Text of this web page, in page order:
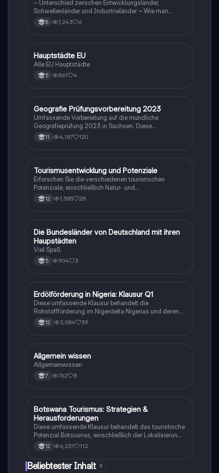
~ Unterschied zwischen Entwicklungsländer,
Schwellenländer und Industrieländer ~ Wie man
gegen die Disparitäten kämpfen sollte
8 1,243 6
HGeographie/Erdkunde
Hauptstädte EU
Alle EU Hauptstädte
5 861 4
Geographie/Erdkunde
Geografie Prüfungsvorbereitung 2023
Umfassende Vorbereitung auf die mündliche
Geografieprüfung 2023 in Sachsen. Diese
Zusammenstellung deckt alle relevanten Themen ab,
darunter Windbildung, globale Disparitäten,
Studierende, die sich auf ihre Prüfungen vorbereiten
möchten.
11 4,187 120
Geographie/Erdkunde
Tourismusentwicklung und Potenziale
Erforschen Sie die verschiedenen touristischen
Potenziale, einschließlich Natur- und
Kulturraumpotenzial, sowie das
Wachstumszyklusmodell von Richard Butler. Diese
Umwelt und Gesellschaft sowie die
Herausforderungen und Chancen im Tourismussektor.
Ideal für Studierende der Tourismuswissenschaften.
12 1,385 28
DGeographie/Erdkunde
Die Bundesländer von Deutschland mit ihren
Haupstädten
Viel Spaß.
5 904 3
Geographie/Erdkunde
Erdölförderung in Nigeria: Klausur Q1
Diese umfassende Klausur behandelt die
Rohstoffförderung im Nigerdelta Nigerias und deren
Auswirkungen auf globale Disparitäten. Enthalten sind
Aufgaben zur wirtschaftlichen Entwicklung, den
Erdölförderung. Ideal für Erdkunde-Studierende, die
sich auf Prüfungen vorbereiten. Note: 13 Punkte.
12 3,084 39
AGeographie/Erdkunde
Allgemein wissen
Allgemeinwissen
7 762 8
Geographie/Erdkunde
Botswana Tourismus: Strategien &
Herausforderungen
Diese umfassende Klausur behandelt das touristische
Potenzial Botsuanas, einschließlich der Lokalisierung,
Entwicklung und Bewertung der Nachhaltigkeit.
Analysiert werden die ökonomischen, sozialen und
ökologischen Aspekte des Tourismus in Botswana.
Ideal für Oberstufenschüler, die sich auf Erdkunde-
12 6,231 112
Beliebtester Inhalt 9